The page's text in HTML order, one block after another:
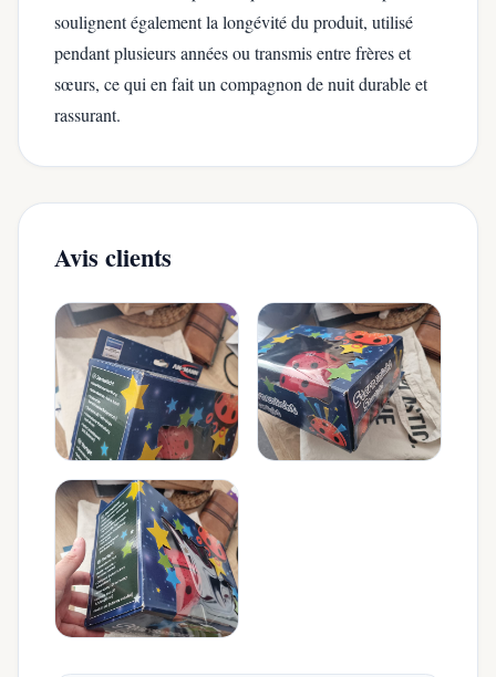
soulignent également la longévité du produit, utilisé
pendant plusieurs années ou transmis entre frères et
sœurs, ce qui en fait un compagnon de nuit durable et
rassurant.
Avis clients